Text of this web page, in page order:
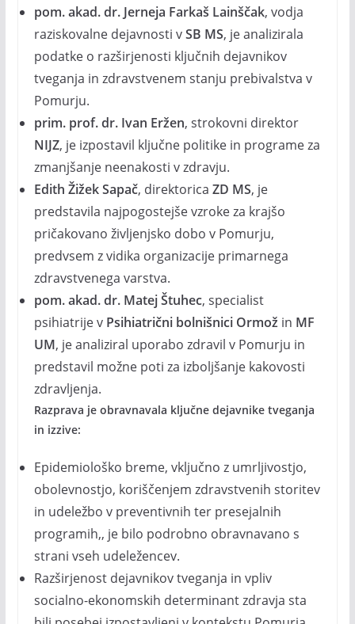
pom. akad. dr. Jerneja Farkaš Lainščak, vodja
raziskovalne dejavnosti vSB MS, je analizirala
podatke o razširjenosti ključnih dejavnikov
tveganja in zdravstvenem stanju prebivalstva v
Pomurju.
prim. prof. dr. Ivan Eržen, strokovni direktor
NIJZ, je izpostavil ključne politike in programe za
zmanjšanje neenakosti v zdravju.
Edith Žižek Sapač, direktorica ZD MS, je
predstavila najpogostejše vzroke za krajšo
pričakovano življenjsko dobo v Pomurju,
predvsem z vidika organizacije primarnega
zdravstvenega varstva.
pom. akad. dr. Matej Štuhec, specialist
psihiatrije v Psihiatrični bolnišnici Ormož in MF
UM, je analiziral uporabo zdravil v Pomurju in
predstavil možne poti za izboljšanje kakovosti
zdravljenja.
Razprava je obravnavala ključne dejavnike tveganja
in izzive:
Epidemiološko breme, vključno z umrljivostjo,
obolevnostjo, koriščenjem zdravstvenih storitev
in udeležbo v preventivnih ter presejalnih
programih,, je bilo podrobno obravnavano s
strani vseh udeležencev.
Razširjenost dejavnikov tveganja in vpliv
socialno-ekonomskih determinant zdravja sta